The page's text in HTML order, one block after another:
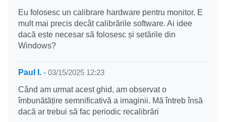
Eu folosesc un calibrare hardware pentru monitor. E
mult mai precis decât calibrările software. Ai idee
dacă este necesar să folosesc și setările din
Windows?
Paul I. - 03/15/2025 12:23
Când am urmat acest ghid, am observat o
îmbunătățire semnificativă a imaginii. Mă întreb însă
dacă ar trebui să fac periodic recalibrări